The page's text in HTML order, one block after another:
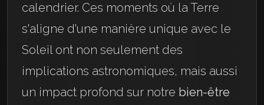
calendrier. Ces moments où la Terre
s'aligne d'une manière unique avec le
Soleil ont non seulement des
implications astronomiques, mais aussi
un impact profond sur notre bien-être